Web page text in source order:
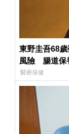
東野圭吾68
風險 腸道保
醫療保健